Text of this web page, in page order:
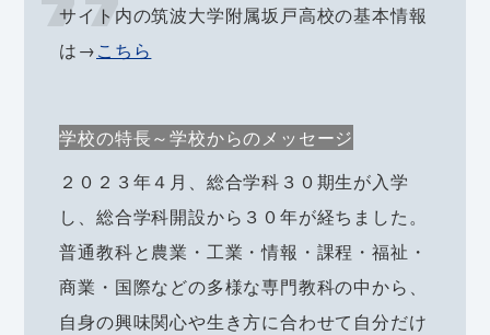
サイト内の筑波大学附属坂戸高校の基本情報
は→こちら
学校の特長～学校からのメッセージ
２０２３年４月、総合学科３０期生が入学
し、総合学科開設から３０年が経ちました。
普通教科と農業・工業・情報・課程・福祉・
商業・国際などの多様な専門教科の中から、
自身の興味関心や生き方に合わせて自分だけ